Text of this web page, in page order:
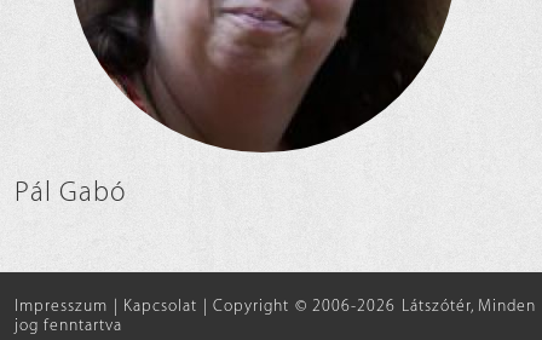
Pál Gabó
Impresszum | Kapcsolat | Copyright © 2006-2026 Látszótér, Minden
jog fenntartva